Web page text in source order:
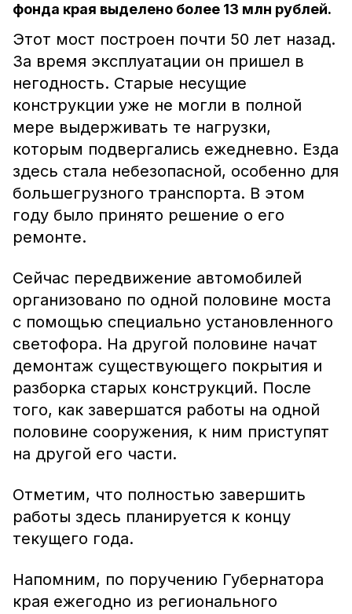
фонда края выделено более 13 млн рублей.
Этот мост построен почти 50 лет назад.
За время эксплуатации он пришел в
негодность. Старые несущие
конструкции уже не могли в полной
мере выдерживать те нагрузки,
которым подвергались ежедневно. Езда
здесь стала небезопасной, особенно для
большегрузного транспорта. В этом
году было принято решение о его
ремонте.
Сейчас передвижение автомобилей
организовано по одной половине моста
с помощью специально установленного
светофора. На другой половине начат
демонтаж существующего покрытия и
разборка старых конструкций. После
того, как завершатся работы на одной
половине сооружения, к ним приступят
на другой его части.
Отметим, что полностью завершить
работы здесь планируется к концу
текущего года.
Напомним, по поручению Губернатора
края ежегодно из регионального